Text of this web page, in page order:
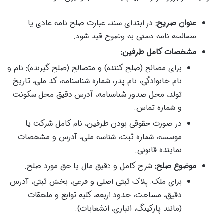
عنوان صریح: در ابتدای سند، عبارت صلح نامه عادی یا
مصالحه نامه دستی به وضوح قید شود.
مشخصات کامل طرفین:
برای مصالح (صلح کننده) و متصالح (صلح گیرنده): نام و
نام خانوادگی، نام پدر، شماره شناسنامه، کد ملی، تاریخ
تولد، محل صدور شناسنامه، آدرس دقیق محل سکونت
و شماره تماس.
در صورت حقوقی بودن طرفین، نام کامل شرکت یا
موسسه، شماره ثبت، شناسه ملی، آدرس و مشخصات
نماینده قانونی.
موضوع صلح: شرح کامل و دقیق مال یا حق مورد صلح.
برای ملک: پلاک ثبتی اصلی و فرعی، بخش ثبتی، آدرس
دقیق، مساحت، حدود اربعه، کلیه توابع و ملحقات
(مانند پارکینگ، انباری، انشعابات).